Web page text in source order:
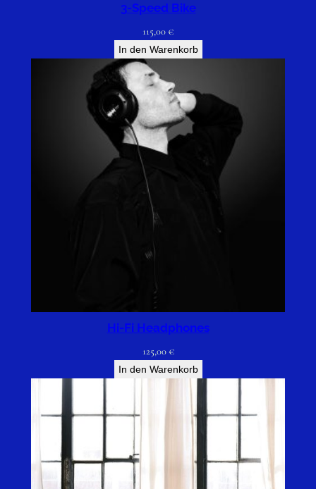
3-Speed Bike
115,00 €
In den Warenkorb
Hi-Fi Headphones
125,00 €
In den Warenkorb